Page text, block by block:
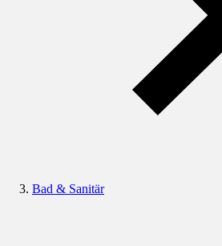
Bad & Sanitär